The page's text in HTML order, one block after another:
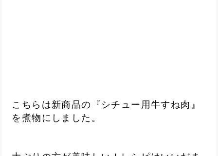
こちらは新商品の『シチュー用牛すね肉』
を煮物にしました。